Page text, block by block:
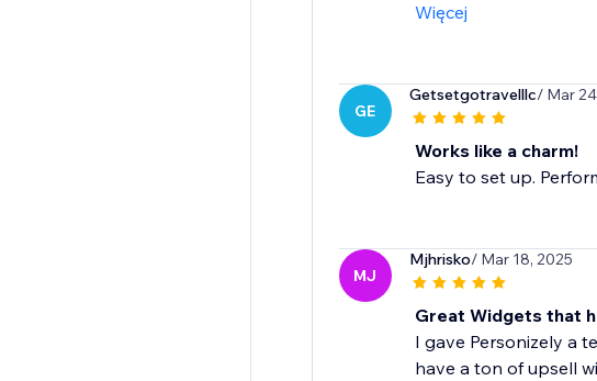
Więcej
GE
Getsetgotravelllc/ Mar
Works like a charm!
Easy to set up.
MJ
Mjhrisko/ Mar 18, 2025
Great Widgets that
I gave Personizely a
have a ton of upsell